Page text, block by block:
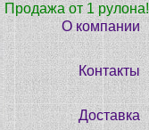
Продажа от 1 рулона!
О компании
Контакты
Доставка